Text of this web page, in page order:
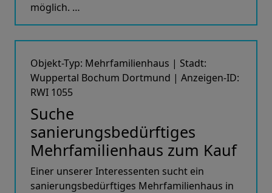
möglich. …
Objekt-Typ: Mehrfamilienhaus | Stadt:
Wuppertal Bochum Dortmund | Anzeigen-ID:
RWI 1055
Suche
sanierungsbedürftiges
Mehrfamilienhaus zum Kauf
Einer unserer Interessenten sucht ein
sanierungsbedürftiges Mehrfamilienhaus in